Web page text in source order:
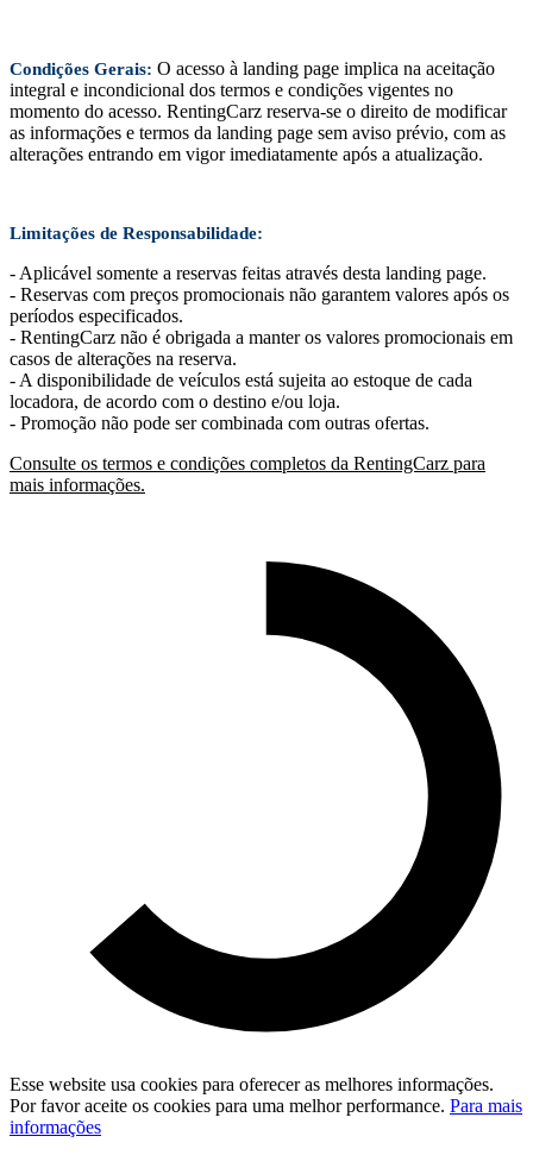
Condições Gerais: O acesso à landing page implica na aceitação
integral e incondicional dos termos e condições vigentes no
momento do acesso. RentingCarz reserva-se o direito de modificar
as informações e termos da landing page sem aviso prévio, com as
alterações entrando em vigor imediatamente após a atualização.
Limitações de Responsabilidade:
- Aplicável somente a reservas feitas através desta landing page.
- Reservas com preços promocionais não garantem valores após os
períodos especificados.
- RentingCarz não é obrigada a manter os valores promocionais em
casos de alterações na reserva.
- A disponibilidade de veículos está sujeita ao estoque de cada
locadora, de acordo com o destino e/ou loja.
- Promoção não pode ser combinada com outras ofertas.
Consulte os termos e condições completos da RentingCarz para
mais informações.
Esse website usa cookies para oferecer as melhores informações.
Por favor aceite os cookies para uma melhor performance. Para mais
informações